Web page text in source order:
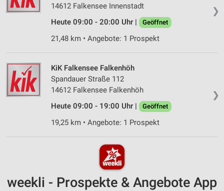
❯
14612 Falkensee Innenstadt
Heute 09:00 - 20:00 Uhr |
Geöffnet
21,48 km • Angebote: 1 Prospekt
❯
KiK Falkensee Falkenhöh
Spandauer Straße 112
14612 Falkensee Falkenhöh
Heute 09:00 - 19:00 Uhr |
Geöffnet
19,25 km • Angebote: 1 Prospekt
weekli - Prospekte & Angebote App